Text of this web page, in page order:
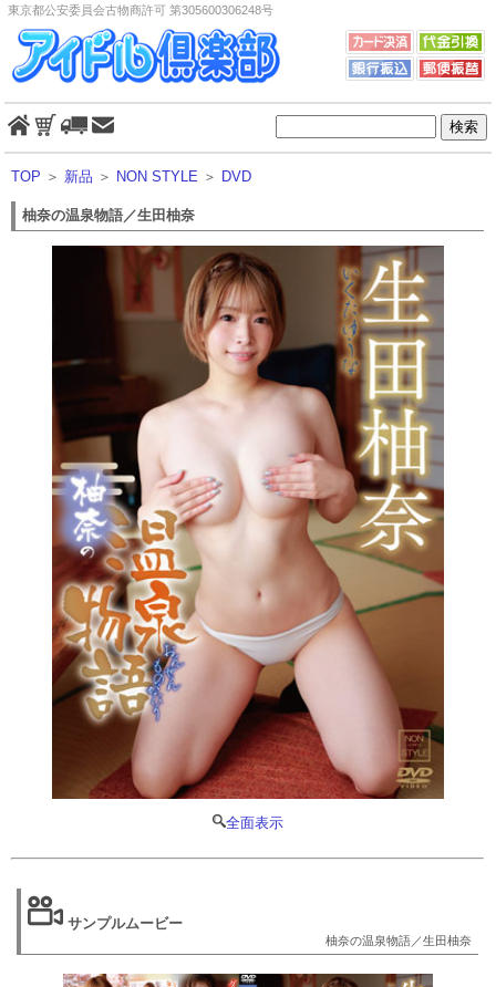
東京都公安委員会古物商許可 第305600306248号
TOP ＞ 新品 ＞ NON STYLE ＞ DVD
柚奈の温泉物語／生田柚奈
全面表示
サンプルムービー
柚奈の温泉物語／生田柚奈